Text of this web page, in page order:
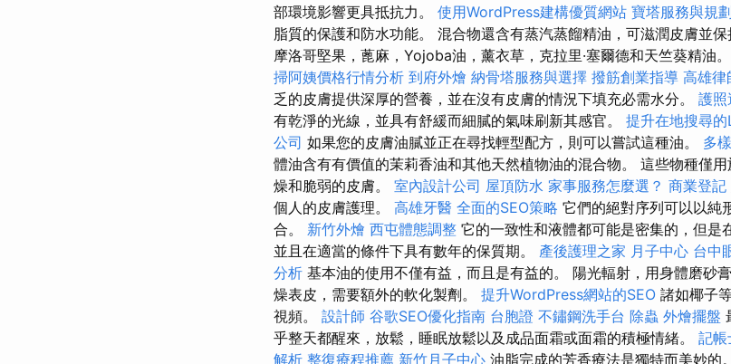
部環境影響更具抵抗力。 使用WordPress建構優質網站 寶塔服務與規
脂質的保護和防水功能。 混合物還含有蒸汽蒸餾精油，可滋潤皮膚並
摩洛哥堅果，蓖麻，Yojoba油，薰衣草，克拉里·塞爾德和天竺葵精油
掃阿姨價格行情分析 到府外燴 納骨塔服務與選擇 撥筋創業指導 高雄律
乏的皮膚提供深厚的營養，並在沒有皮膚的情況下填充必需水分。 護照
有乾淨的光線，並具有舒緩而細膩的氣味刷新其感官。 提升在地搜尋
公司 如果您的皮膚油膩並正在尋找輕型配方，則可以嘗試這種油。 多
體油含有有價值的茉莉香油和其他天然植物油的混合物。 這些物種僅
燥和脆弱的皮膚。 室內設計公司 屋頂防水 家事服務怎麼選？ 商業登記
個人的皮膚護理。 高雄牙醫 全面的SEO策略 它們的絕對序列可以以純
合。 新竹外燴 西屯體態調整 它的一致性和液體都可能是密集的，但是
並且在適當的條件下具有數年的保質期。 產後護理之家 月子中心 台中
分析 基本油的使用不僅有益，而且是有益的。 陽光輻射，用身體磨砂
燥表皮，需要額外的軟化製劑。 提升WordPress網站的SEO 諸如椰子
視頻。 設計師 谷歌SEO優化指南 台胞證 不鏽鋼洗手台 除蟲 外燴擺盤
乎整天都醒來，放鬆，睡眠放鬆以及成品面霜或面霜的積極情緒。 記帳
解析 整復療程推薦 新竹月子中心 油脂完成的芳香療法是獨特而美妙的。